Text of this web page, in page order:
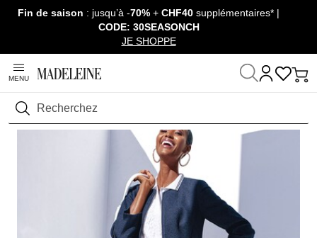
Passer la navigation, aller au contenu
Fin de saison : jusqu’à -70% + CHF40 supplémentaires* |
CODE: 30SEASONCH
JE SHOPPE
MENU
Rechercher
Maison Prêt-à-Porter